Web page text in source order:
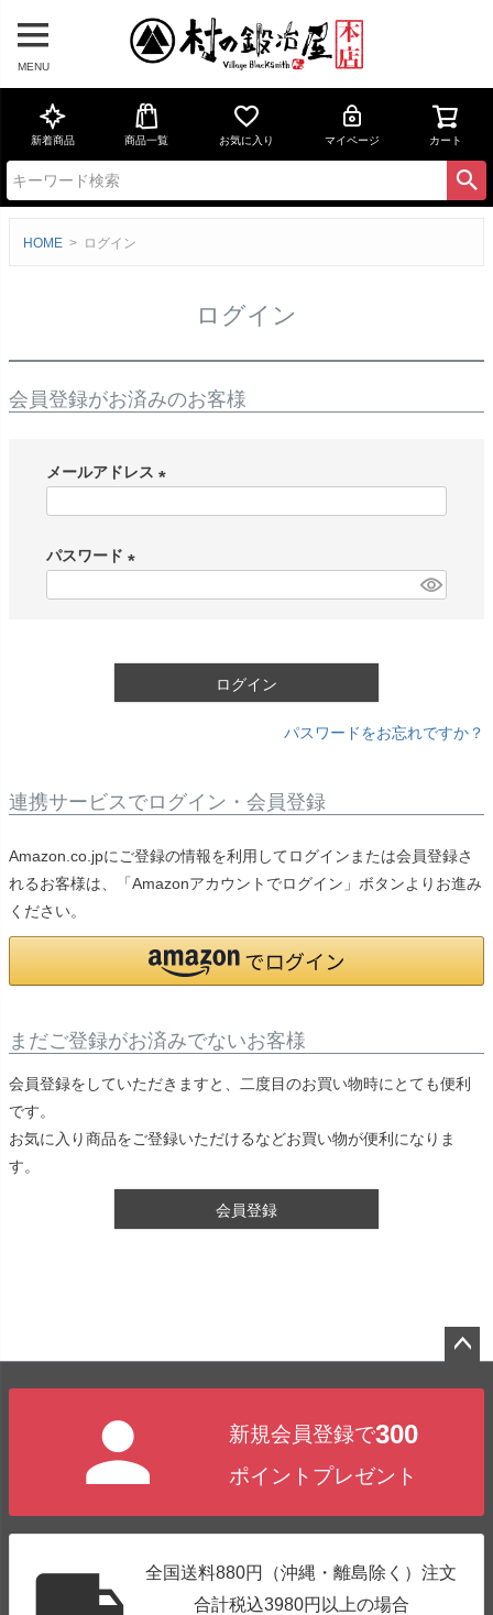
MENU
新着商品 商品一覧 お気に入り マイページ カート
HOME ログイン
ログイン
会員登録がお済みのお客様
メールアドレス
パスワード
ログイン
パスワードをお忘れですか？
連携サービスでログイン・会員登録
Amazon.co.jpにご登録の情報を利用してログインまたは会員登録さ
れるお客様は、「Amazonアカウントでログイン」ボタンよりお進み
ください。
まだご登録がお済みでないお客様
会員登録をしていただきますと、二度目のお買い物時にとても便利
です。
お気に入り商品をご登録いただけるなどお買い物が便利になりま
す。
会員登録
新規会員登録で300
ポイントプレゼント
全国送料880円（沖縄・離島除く）注文
合計税込3980円以上の場合